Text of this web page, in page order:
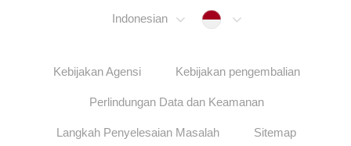
Indonesian Indonesia
Kebijakan Agensi Kebijakan pengembalian
Perlindungan Data dan Keamanan
Langkah Penyelesaian Masalah Sitemap